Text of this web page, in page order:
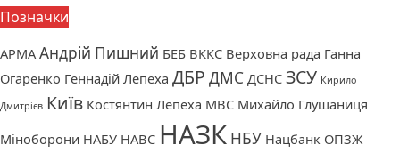
Позначки
АРМА Андрій Пишний БЕБ ВККС Верховна рада Ганна
Огаренко Геннадій Лепеха ДБР ДМС ДСНС ЗСУ Кирило
Дмитрієв Київ Костянтин Лепеха МВС Михайло Глушаниця
Міноборони НАБУ НАВС НАЗК НБУ Нацбанк ОПЗЖ